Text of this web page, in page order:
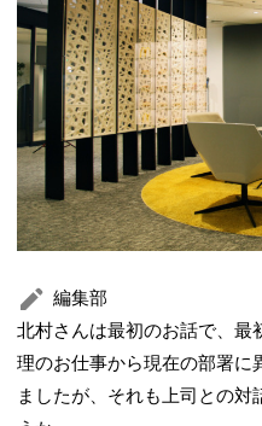
編集部
北村さんは最初のお話で、最
理のお仕事から現在の部署に
ましたが、それも上司との対